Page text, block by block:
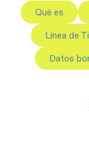
Qué es
Línea de
Datos